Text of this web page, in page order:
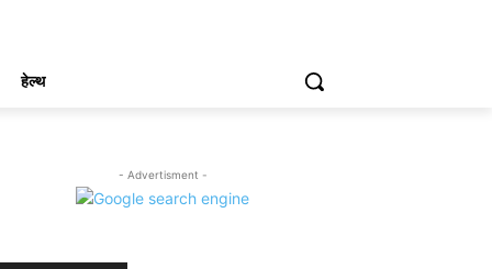
हेल्थ
- Advertisment -